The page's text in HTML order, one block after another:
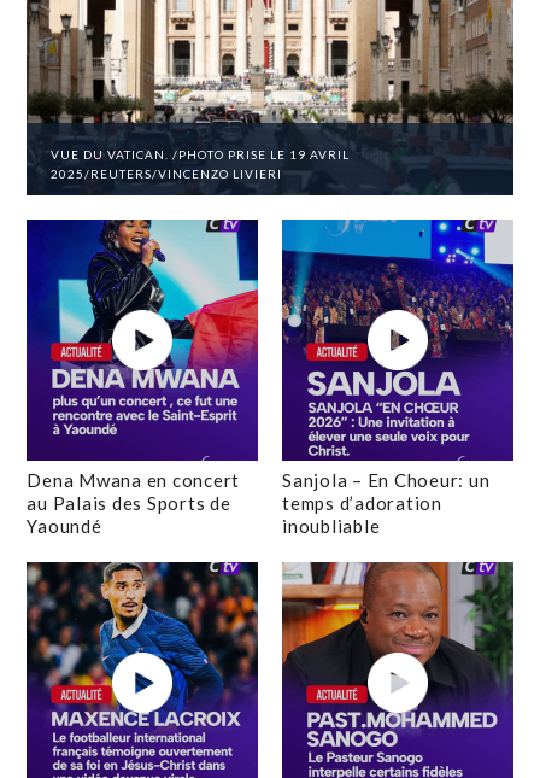
VUE DU VATICAN. /PHOTO PRISE LE 19 AVRIL
2025/REUTERS/VINCENZO LIVIERI
Dena Mwana en concert
au Palais des Sports de
Yaoundé
Sanjola – En Choeur: un
temps d’adoration
inoubliable